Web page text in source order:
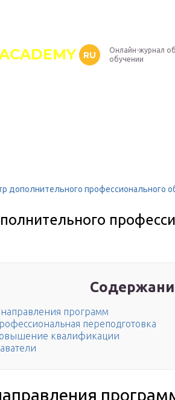
RU
Онлайн-журнал об
обучении
дополнительного профессионального
программ
переподготовка
квалификации